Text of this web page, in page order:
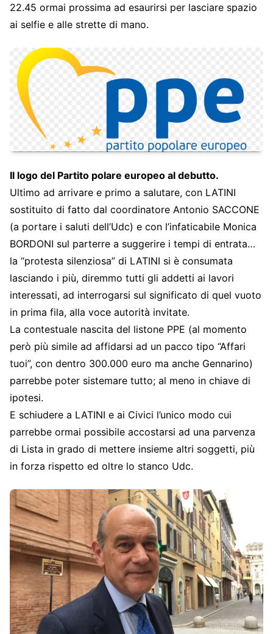
22.45 ormai prossima ad esaurirsi per lasciare spazio
ai selfie e alle strette di mano.
Il logo del Partito polare europeo al debutto.
Ultimo ad arrivare e primo a salutare, con LATINI
sostituito di fatto dal coordinatore Antonio SACCONE
(a portare i saluti dell’Udc) e con l’infaticabile Monica
BORDONI sul parterre a suggerire i tempi di entrata…
la “protesta silenziosa” di LATINI si è consumata
lasciando i più, diremmo tutti gli addetti ai lavori
interessati, ad interrogarsi sul significato di quel vuoto
in prima fila, alla voce autorità invitate.
La contestuale nascita del listone PPE (al momento
però più simile ad affidarsi ad un pacco tipo “Affari
tuoi”, con dentro 300.000 euro ma anche Gennarino)
parrebbe poter sistemare tutto; al meno in chiave di
ipotesi.
E schiudere a LATINI e ai Civici l’unico modo cui
parrebbe ormai possibile accostarsi ad una parvenza
di Lista in grado di mettere insieme altri soggetti, più
in forza rispetto ed oltre lo stanco Udc.